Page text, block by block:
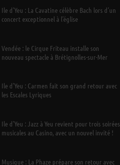
Ile d’Yeu : La Cavatine célèbre Bach lors d’un
concert exceptionnel à l’église
Vendée : le Cirque Friteau installe son
nouveau spectacle à Brétignolles-sur-Mer
Ile d’Yeu : Carmen fait son grand retour avec
les Escales Lyriques
Ile d’Yeu : Jazz à Yeu revient pour trois soirées
musicales au Casino, avec un nouvel invité !
Musique : La Phaze prépare son retour avec